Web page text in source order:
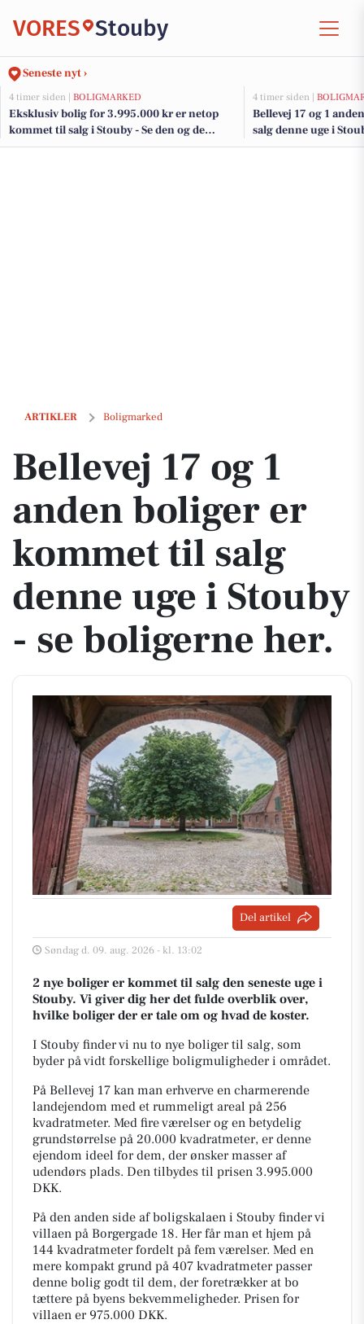
VORES Stouby
Seneste nyt ›
4 timer siden | BOLIGMARKED
Eksklusiv bolig for 3.995.000 kr er netop
kommet til salg i Stouby - Se den og de
dyreste boliger her
4 timer siden |
Bellevej 17 og 1
salg denne uge i
ARTIKLER Boligmarked
Bellevej 17 og 1 anden boliger er kommet til salg denne uge i
Bellevej 17 og 1
anden boliger er
kommet til salg
denne uge i Stouby
- se boligerne her.
Del artikel
Søndag d. 09. aug. 2026 - kl. 13:02
2 nye boliger er kommet til salg den seneste uge i
Stouby. Vi giver dig her det fulde overblik over,
hvilke boliger der er tale om og hvad de koster.
I Stouby finder vi nu to nye boliger til salg, som
byder på vidt forskellige boligmuligheder i området.
På Bellevej 17 kan man erhverve en charmerende
landejendom med et rummeligt areal på 256
kvadratmeter. Med fire værelser og en betydelig
grundstørrelse på 20.000 kvadratmeter, er denne
ejendom ideel for dem, der ønsker masser af
udendørs plads. Den tilbydes til prisen 3.995.000
DKK.
På den anden side af boligskalaen i Stouby finder vi
villaen på Borgergade 18. Her får man et hjem på
144 kvadratmeter fordelt på fem værelser. Med en
mere kompakt grund på 407 kvadratmeter passer
denne bolig godt til dem, der foretrækker at bo
tættere på byens bekvemmeligheder. Prisen for
villaen er 975.000 DKK.